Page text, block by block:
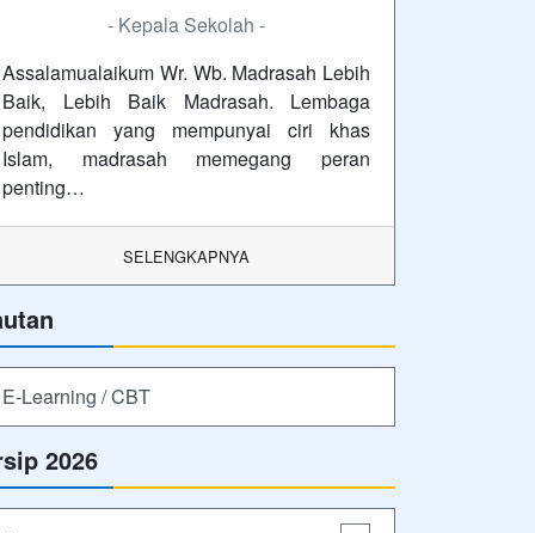
- Kepala Sekolah -
Assalamualaikum Wr. Wb. Madrasah Lebih
Baik, Lebih Baik Madrasah. Lembaga
pendidikan yang mempunyai ciri khas
Islam, madrasah memegang peran
penting…
SELENGKAPNYA
E-Learning / CBT
2026